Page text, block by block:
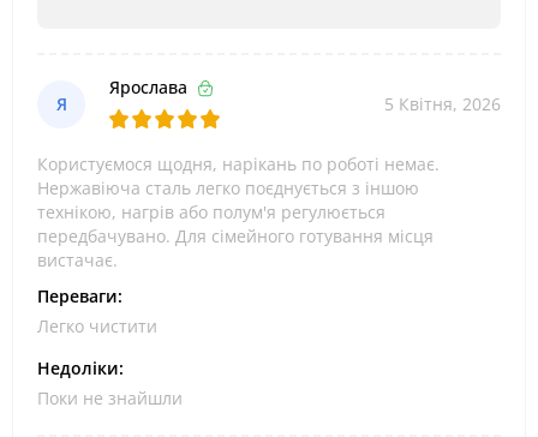
Я
Ярослава
5 Квітня, 2026
Користуємося щодня, нарікань по роботі немає.
Нержавіюча сталь легко поєднується з іншою
технікою, нагрів або полум'я регулюється
передбачувано. Для сімейного готування місця
вистачає.
Переваги:
Легко чистити
Недоліки:
Поки не знайшли